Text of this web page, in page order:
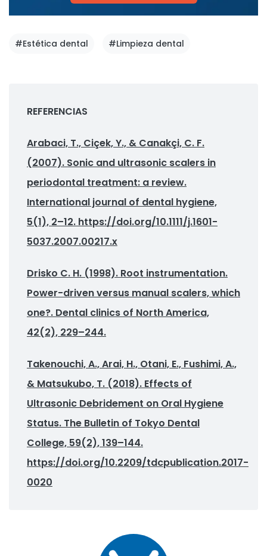
#Estética dental #Limpieza dental
REFERENCIAS
Arabaci, T., Ciçek, Y., & Canakçi, C. F.
(2007). Sonic and ultrasonic scalers in
periodontal treatment: a review.
International journal of dental hygiene,
5(1), 2–12. https://doi.org/10.1111/j.1601-
5037.2007.00217.x
Drisko C. H. (1998). Root instrumentation.
Power-driven versus manual scalers, which
one?. Dental clinics of North America,
42(2), 229–244.
Takenouchi, A., Arai, H., Otani, E., Fushimi, A.,
& Matsukubo, T. (2018). Effects of
Ultrasonic Debridement on Oral Hygiene
Status. The Bulletin of Tokyo Dental
College, 59(2), 139–144.
https://doi.org/10.2209/tdcpublication.2017-
0020